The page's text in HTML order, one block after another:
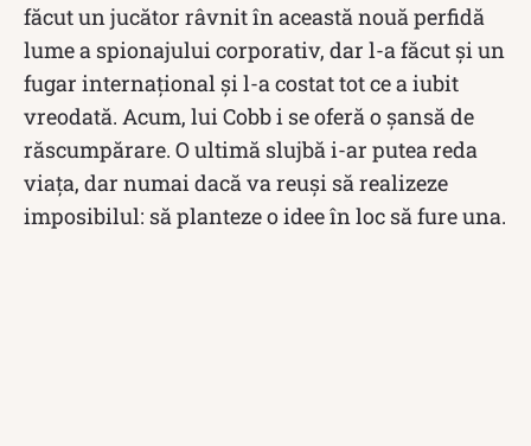
făcut un jucător râvnit în această nouă perfidă
lume a spionajului corporativ, dar l-a făcut și un
fugar internațional și l-a costat tot ce a iubit
vreodată. Acum, lui Cobb i se oferă o șansă de
răscumpărare. O ultimă slujbă i-ar putea reda
viața, dar numai dacă va reuși să realizeze
imposibilul: să planteze o idee în loc să fure una.